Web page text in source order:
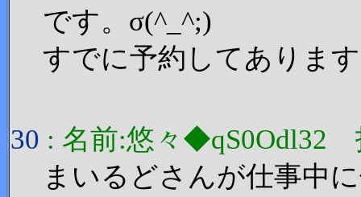
です。σ(^_^;)
すでに予約してありま
30 : 名前:悠々◆qS0Odl32
まいるどさんが仕事中